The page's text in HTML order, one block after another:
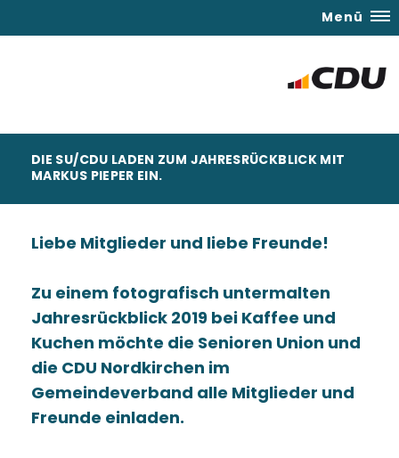
Menü
DIE SU/CDU LADEN ZUM JAHRESRÜCKBLICK MIT
MARKUS PIEPER EIN.
Liebe Mitglieder und liebe Freunde!
Zu einem fotografisch untermalten
Jahresrückblick 2019 bei Kaffee und
Kuchen möchte die Senioren Union und
die CDU Nordkirchen im
Gemeindeverband alle Mitglieder und
Freunde einladen.